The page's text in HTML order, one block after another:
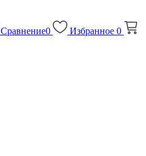
Сравнение0 Избранное 0